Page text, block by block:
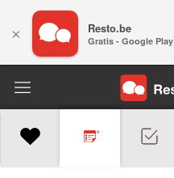
× Resto.be
Gratis - Google Play